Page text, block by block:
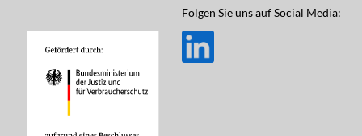
Folgen Sie uns auf Social Media: